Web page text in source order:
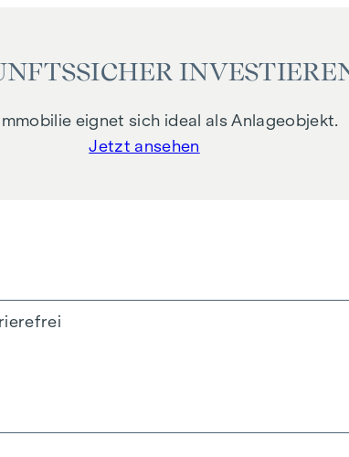
eignet sich ideal als Anlageobjekt.
Jetzt ansehen